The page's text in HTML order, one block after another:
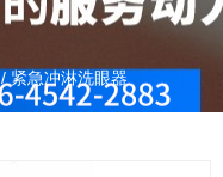
/紧急冲淋洗眼器